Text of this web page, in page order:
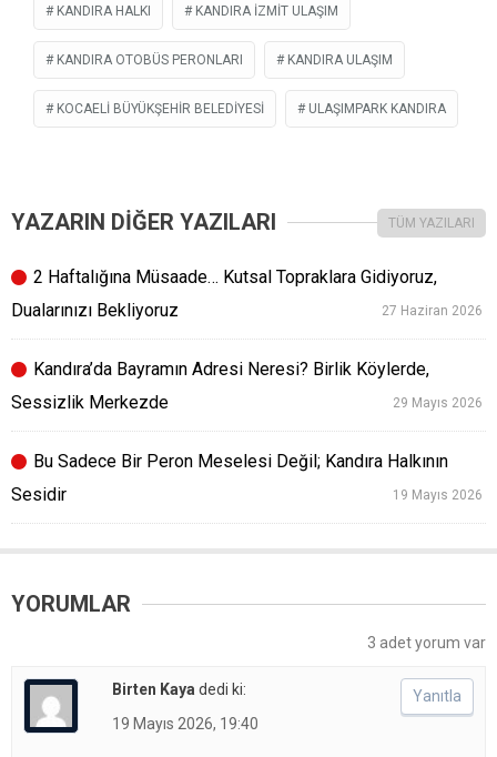
KANDIRA HALKI KANDIRA IZMIT ULAŞIM
KANDIRA OTOBÜS PERONLARI KANDIRA ULAŞIM
KOCAELI BÜYÜKŞEHIR BELEDIYESI ULAŞIMPARK KANDIRA
YAZARIN DİĞER YAZILARI TÜM YAZILARI
2 Haftalığına Müsaade… Kutsal Topraklara Gidiyoruz,
Dualarınızı Bekliyoruz
27 Haziran 2026
Kandıra’da Bayramın Adresi Neresi? Birlik Köylerde,
Sessizlik Merkezde
29 Mayıs 2026
Bu Sadece Bir Peron Meselesi Değil; Kandıra Halkının
Sesidir
19 Mayıs 2026
YORUMLAR
3 adet yorum var
Birten Kaya dedi ki:
19 Mayıs 2026, 19:40
Yanıtla